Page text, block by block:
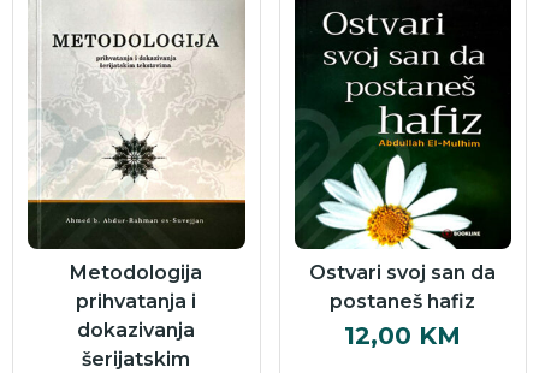
Metodologija
prihvatanja i
dokazivanja
šerijatskim
Ostvari svoj san da
postaneš hafiz
12,00 KM